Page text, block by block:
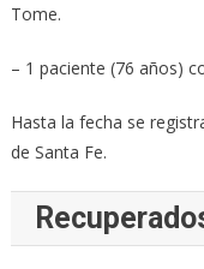
Tome.
– 1 paciente (76 años)
Hasta la fecha se
de Santa Fe.